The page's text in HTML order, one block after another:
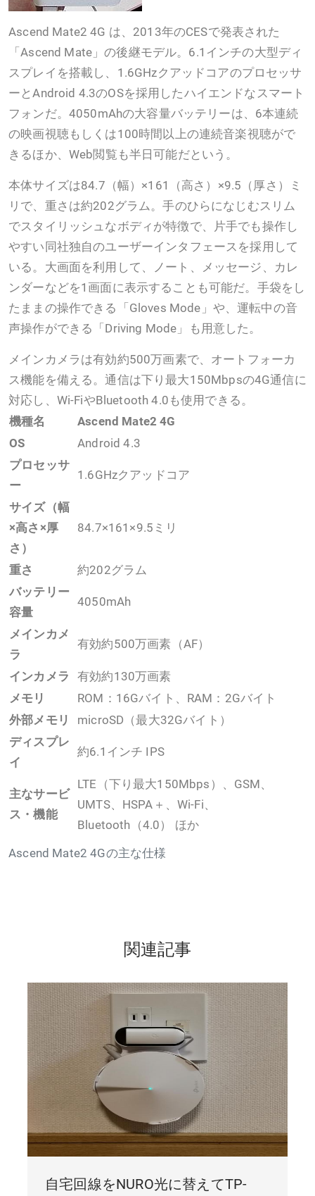
Ascend Mate2 4G は、2013年のCESで発表された
「Ascend Mate」の後継モデル。6.1インチの大型ディ
スプレイを搭載し、1.6GHzクアッドコアのプロセッサ
ーとAndroid 4.3のOSを採用したハイエンドなスマート
フォンだ。4050mAhの大容量バッテリーは、6本連続
の映画視聴もしくは100時間以上の連続音楽視聴がで
きるほか、Web閲覧も半日可能だという。
本体サイズは84.7（幅）×161（高さ）×9.5（厚さ）ミ
リで、重さは約202グラム。手のひらになじむスリム
でスタイリッシュなボディが特徴で、片手でも操作し
やすい同社独自のユーザーインタフェースを採用して
いる。大画面を利用して、ノート、メッセージ、カレ
ンダーなどを1画面に表示することも可能だ。手袋をし
たままの操作できる「Gloves Mode」や、運転中の音
声操作ができる「Driving Mode」も用意した。
メインカメラは有効約500万画素で、オートフォーカ
ス機能を備える。通信は下り最大150Mbpsの4G通信に
対応し、Wi-FiやBluetooth 4.0も使用できる。
Ascend Mate2 4Gの主な仕様
機種名
Ascend Mate2 4G
OS
Android 4.3
プロセッサ
ー
1.6GHzクアッドコア
サイズ（幅
×高さ×厚
さ）
84.7×161×9.5ミリ
重さ
約202グラム
バッテリー
容量
4050mAh
メインカメ
ラ
有効約500万画素（AF）
インカメラ
有効約130万画素
メモリ
ROM：16Gバイト、RAM：2Gバイト
外部メモリ
microSD（最大32Gバイト）
ディスプレ
イ
約6.1インチ IPS
主なサービ
ス・機能
LTE（下り最大150Mbps）、GSM、
UMTS、HSPA＋、Wi-Fi、
Bluetooth（4.0） ほか
関連記事
自宅回線をNURO光に替えてTP-